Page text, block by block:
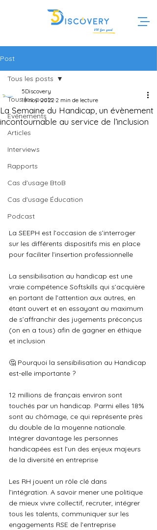
Post
Tous les posts
Evénements
Articles
Interviews
Rapports
Cas d'usage BtoB
Cas d'usage Éducation
Podcast
Tous les posts
La Semaine du Handicap, un évènement
incontournable au service de l’inclusion
5Discovery
18 nov. 2022 2 min de lecture
La SEEPH est l’occasion de s’interroger
sur les différents dispositifs mis en place
pour faciliter l’insertion professionnelle
La sensibilisation au handicap est une
vraie compétence Softskills qui s’acquière
en portant de l’attention aux autres, en
étant ouvert et en essayant au maximum
de s’affranchir des jugements préconçus
(on en a tous) afin de gagner en éthique
et inclusion
🤔 Pourquoi la sensibilisation au Handicap
est-elle importante ?
12 millions de français environ sont
touchés par un handicap. Parmi elles 18%
sont au chômage, ce qui représente près
du double de la moyenne nationale.
Intégrer davantage les personnes
handicapées est l’un des enjeux majeurs
de la diversité en entreprise
Les RH jouent un rôle clé dans
l’intégration. A savoir mener une politique
de mieux vivre collectif, recruter, intégrer
tous les talents, communiquer sur les
engagements RSE de l’entreprise